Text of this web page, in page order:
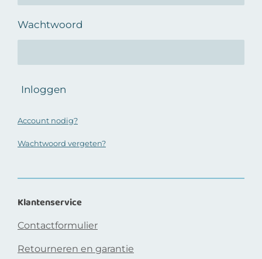
Wachtwoord
Inloggen
Account nodig?
Wachtwoord vergeten?
Klantenservice
Contactformulier
Retourneren en garantie